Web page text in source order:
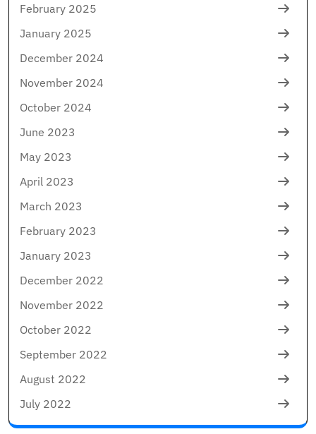
February 2025
January 2025
December 2024
November 2024
October 2024
June 2023
May 2023
April 2023
March 2023
February 2023
January 2023
December 2022
November 2022
October 2022
September 2022
August 2022
July 2022